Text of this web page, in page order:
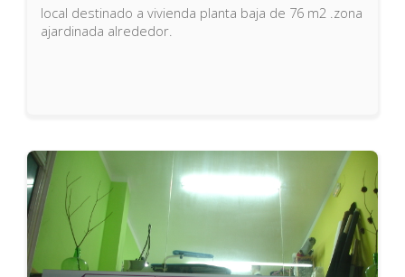
local destinado a vivienda planta baja de 76 m2 .zona
ajardinada alrededor.